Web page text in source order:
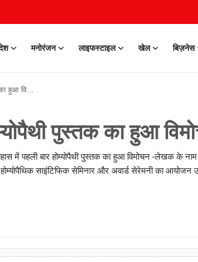
मनोरंजन लाइफस्टाइल खेल बिज़नेस
विमोचन
पुस्तक का हुआ
में पहली बार होम्योपैथी पुस्तक का हुआ विमोचन -लेखक के नाम
साइंटिफिक सेमिनार और अवार्ड सेरेमनी का आयोजन
Figure • 30 Mar, 2026